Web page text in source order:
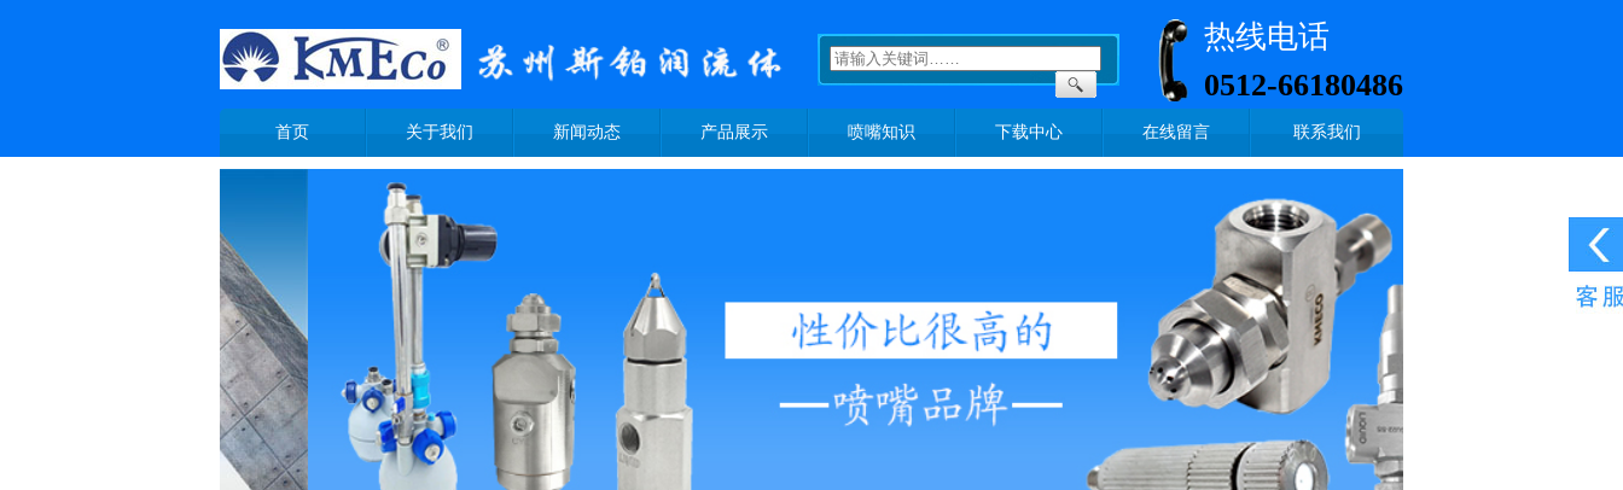
热线电话
0512-66180486
首页 关于我们 新闻动态 产品展示 喷嘴知识 下载中心 在线留言 联系我们